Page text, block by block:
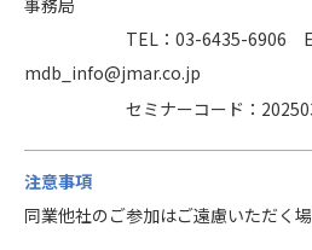
事務局
TEL：03-6435-6906
mdb_info@jmar.co.jp
セミナーコード：
注意事項
同業他社のご参加はご遠慮いただく場